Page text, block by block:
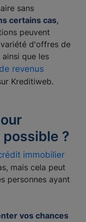
sans
certains cas,
peuvent
d'offres de
ainsi que les
revenus
Kreditiweb.
?
immobilier
mais cela peut
personnes ayant
vos chances